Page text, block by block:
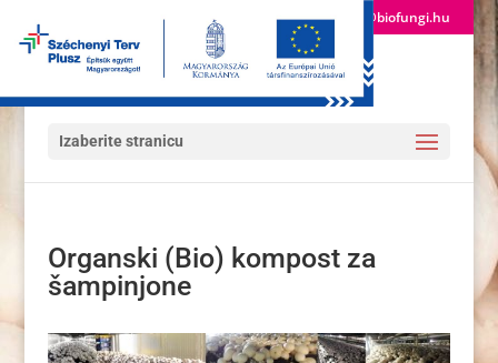
(+36) 24 522 600 info@biofungi.hu
Izaberite stranicu
Organski (Bio) kompost za
šampinjone